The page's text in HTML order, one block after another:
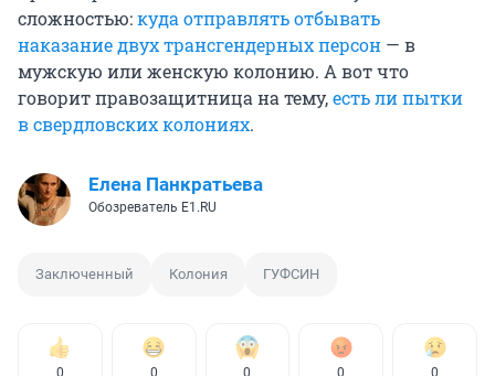
сложностью:куда отправлять отбывать
наказание двух трансгендерных персон — в
мужскую или женскую колонию. А вот что
говорит правозащитница на тему,есть ли пытки
в свердловских колониях.
Елена Панкратьева
Обозреватель E1.RU
Заключенный Колония ГУФСИН